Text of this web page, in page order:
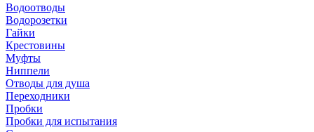
Водоотводы
Водорозетки
Гайки
Крестовины
Муфты
Ниппели
Отводы для душа
Переходники
Пробки
Пробки для испытания